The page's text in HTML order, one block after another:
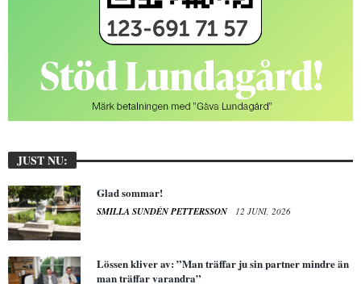
JUST NU:
Glad sommar!
SMILLA SUNDÉN PETTERSSON 12 JUNI, 2026
Lössen kliver av: ”Man träffar ju sin partner mindre än
man träffar varandra”